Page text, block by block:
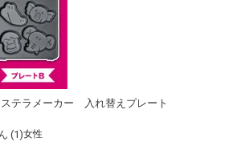
テラメーカー 入れ替えプレート
1 女性